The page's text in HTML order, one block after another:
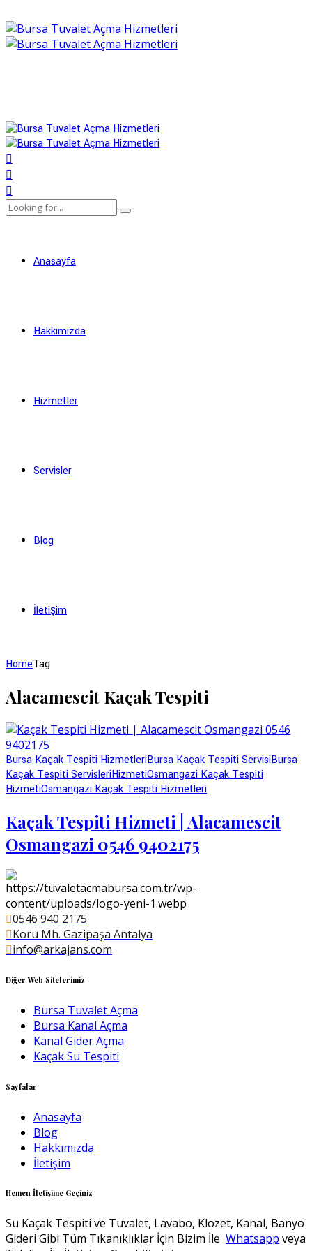
Anasayfa
Hakkımızda
Hizmetler
Servisler
Blog
İletişim
HomeTag
Alacamescit Kaçak Tespiti
Bursa Kaçak Tespiti HizmetleriBursa Kaçak Tespiti ServisiBursa
Kaçak Tespiti ServisleriHizmetiOsmangazi Kaçak Tespiti
HizmetiOsmangazi Kaçak Tespiti Hizmetleri
Kaçak Tespiti Hizmeti | Alacamescit
Osmangazi 0546 9402175
0546 940 2175
Koru Mh. Gazipaşa Antalya
info@arkajans.com
Diğer Web Sitelerimiz
Bursa Tuvalet Açma
Bursa Kanal Açma
Kanal Gider Açma
Kaçak Su Tespiti
Sayfalar
Anasayfa
Blog
Hakkımızda
İletişim
Hemen İletişime Geçiniz
Su Kaçak Tespiti ve Tuvalet, Lavabo, Klozet, Kanal, Banyo
Gideri Gibi Tüm Tıkanıklıklar İçin Bizim İle Whatsapp veya